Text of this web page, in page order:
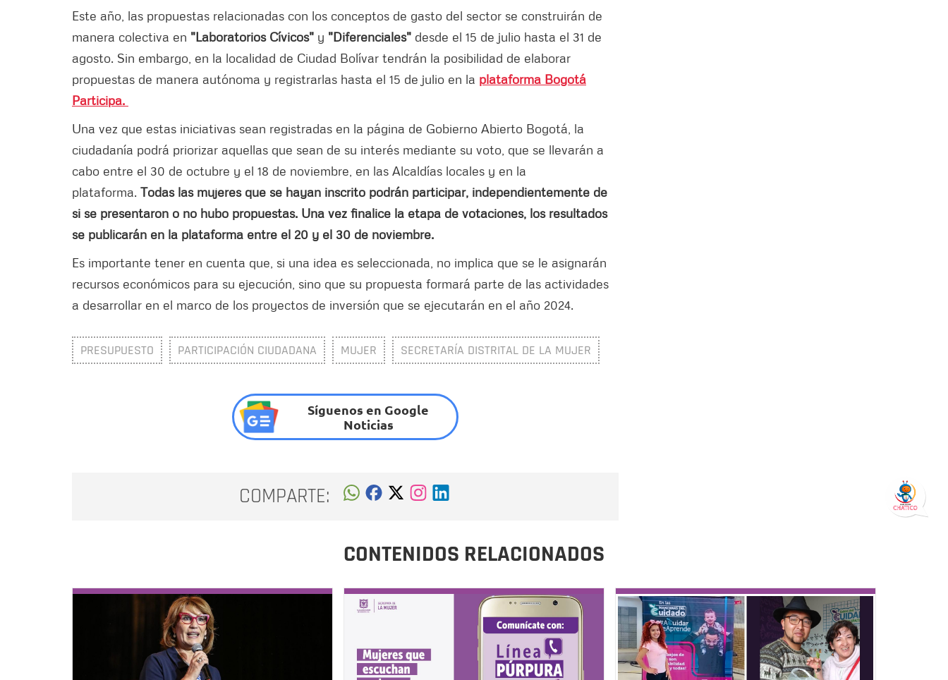
Este año, las propuestas relacionadas con los conceptos de gasto del sector se construirán de
manera colectiva en "Laboratorios Cívicos" y "Diferenciales" desde el 15 de julio hasta el 31 de
agosto. Sin embargo, en la localidad de Ciudad Bolívar tendrán la posibilidad de elaborar
propuestas de manera autónoma y registrarlas hasta el 15 de julio en la plataforma Bogotá
Participa.
Una vez que estas iniciativas sean registradas en la página de Gobierno Abierto Bogotá, la
ciudadanía podrá priorizar aquellas que sean de su interés mediante su voto, que se llevarán a
cabo entre el 30 de octubre y el 18 de noviembre, en las Alcaldías locales y en la
plataforma. Todas las mujeres que se hayan inscrito podrán participar, independientemente de
si se presentaron o no hubo propuestas. Una vez finalice la etapa de votaciones, los resultados
se publicarán en la plataforma entre el 20 y el 30 de noviembre.
Es importante tener en cuenta que, si una idea es seleccionada, no implica que se le asignarán
recursos económicos para su ejecución, sino que su propuesta formará parte de las actividades
a desarrollar en el marco de los proyectos de inversión que se ejecutarán en el año 2024.
PRESUPUESTO PARTICIPACIÓN CIUDADANA MUJER SECRETARÍA DISTRITAL DE LA MUJER
Síguenos en Google
Noticias
COMPARTE:
CONTENIDOS RELACIONADOS